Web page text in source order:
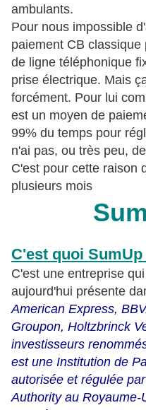
ambulants.
Pour nous impossible
paiement CB
de ligne téléphonique
prise électrique. Mais
forcément. Pour lui
est un moyen de
99% du temps pour
n'ai pas, ou très peu,
C'est pour cette raison
plusieurs mois
C'est quoi SumUp
C'est une entreprise
aujourd'hui présente
American Express,
Groupon, Holtzbrinck
investisseurs
est une Institution de
autorisée et régulée
Authority au